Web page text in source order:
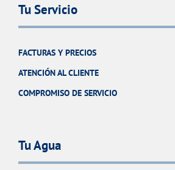
Tu Servicio
FACTURAS Y PRECIOS
ATENCIÓN AL CLIENTE
COMPROMISO DE SERVICIO
Tu Agua